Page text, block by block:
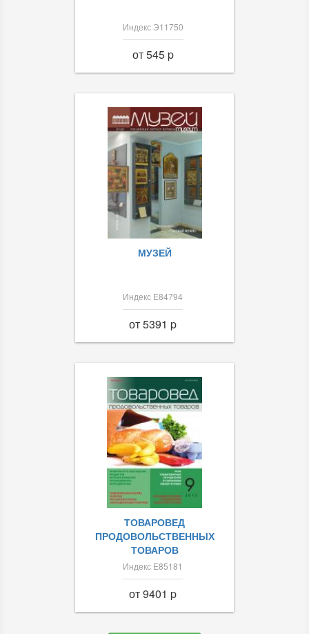
Индекс Э11750
от 545 p
МУЗЕЙ
Индекс Е84794
от 5391 p
ТОВАРОВЕД
ПРОДОВОЛЬСТВЕННЫХ
ТОВАРОВ
Индекс Е85181
от 9401 p